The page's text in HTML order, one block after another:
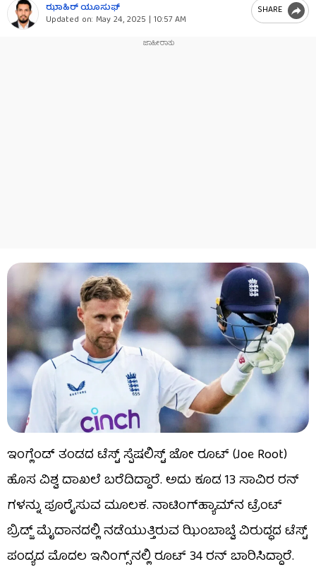
ಝಾಹಿರ್ ಯೂಸುಫ್
Updated on: May 24, 2025 | 10:57 AM
SHARE
ಇಂಗ್ಲೆಂಡ್ ತಂಡದ ಟೆಸ್ಟ್ ಸ್ಪೆಷಲಿಸ್ಟ್ ಜೋ ರೂಟ್ (Joe Root)​
ಹೊಸ ವಿಶ್ವ ದಾಖಲೆ ಬರೆದಿದ್ದಾರೆ. ಅದು ಕೂಡ 13 ಸಾವಿರ ರನ್​
ಗಳನ್ನು ಪೂರೈಸುವ ಮೂಲಕ. ನಾಟಿಂಗ್​ಹ್ಯಾಮ್​ನ ಟ್ರೆಂಟ್
ಬ್ರಿಡ್ಜ್​ ಮೈದಾನದಲ್ಲಿ ನಡೆಯುತ್ತಿರುವ ಝಿಂಬಾಬ್ವೆ ವಿರುದ್ಧದ ಟೆಸ್ಟ್​
ಪಂದ್ಯದ ಮೊದಲ ಇನಿಂಗ್ಸ್​ನಲ್ಲಿ ರೂಟ್ 34 ರನ್ ಬಾರಿಸಿದ್ದಾರೆ.